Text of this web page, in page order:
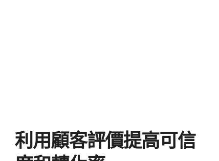
利用顧客評價提高可信